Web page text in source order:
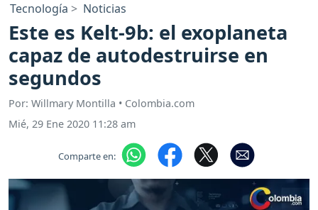
Tecnología Noticias
Este es Kelt-9b: el exoplaneta
capaz de autodestruirse en
segundos
Por: Willmary Montilla • Colombia.com
Mié, 29 Ene 2020 11:28 am
Comparte en: